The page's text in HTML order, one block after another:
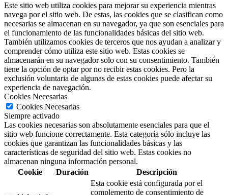
Este sitio web utiliza cookies para mejorar su experiencia mientras
navega por el sitio web. De estas, las cookies que se clasifican como
necesarias se almacenan en su navegador, ya que son esenciales para
el funcionamiento de las funcionalidades básicas del sitio web.
También utilizamos cookies de terceros que nos ayudan a analizar y
comprender cómo utiliza este sitio web. Estas cookies se
almacenarán en su navegador solo con su consentimiento. También
tiene la opción de optar por no recibir estas cookies. Pero la
exclusión voluntaria de algunas de estas cookies puede afectar su
experiencia de navegación.
Cookies Necesarias
Cookies Necesarias
Siempre activado
Las cookies necesarias son absolutamente esenciales para que el
sitio web funcione correctamente. Esta categoría sólo incluye las
cookies que garantizan las funcionalidades básicas y las
características de seguridad del sitio web. Estas cookies no
almacenan ninguna información personal.
Cookie
Duración Descripción
Esta cookie está configurada por el
complemento de consentimiento de